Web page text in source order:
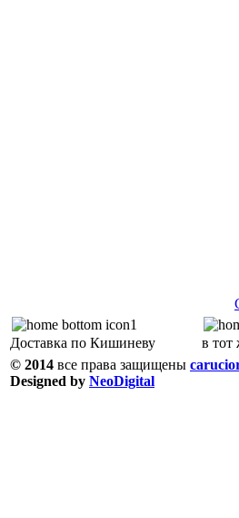
Доставка по Кишиневу
в тот
© 2014 все права защищены
Designed by NeoDigital